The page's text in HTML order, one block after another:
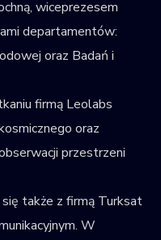
wiceprezesem
departamentów:
oraz Badań i
firmą Leolabs
oraz
przestrzeni
także z firmą Turksat
W